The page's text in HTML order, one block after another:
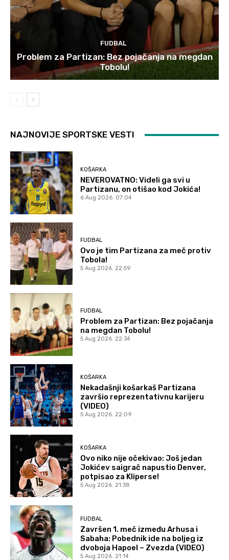
FUDBAL
Problem za Partizan: Bez pojačanja na megdan
Tobolu!
NAJNOVIJE SPORTSKE VESTI
KOŠARKA
NEVEROVATNO: Videli ga svi u
Partizanu, on otišao kod Jokića!
6 Aug 2026. 07:04
FUDBAL
Ovo je tim Partizana za meč protiv
Tobola!
5 Aug 2026. 22:59
FUDBAL
Problem za Partizan: Bez pojačanja
na megdan Tobolu!
5 Aug 2026. 22:34
KOŠARKA
Nekadašnji košarkaš Partizana
završio reprezentativnu karijeru
(VIDEO)
5 Aug 2026. 22:09
KOŠARKA
Ovo niko nije očekivao: Još jedan
Jokićev saigrač napustio Denver,
potpisao za Kliperse!
5 Aug 2026. 21:38
FUDBAL
Završen 1. meč između Arhusa i
Sabaha: Pobednik ide na boljeg iz
dvoboja Hapoel – Zvezda (VIDEO)
5 Aug 2026. 21:14